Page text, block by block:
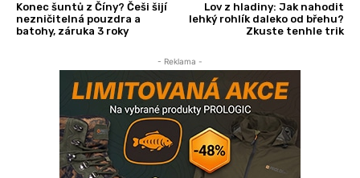
Konec šuntů z Číny? Češi šijí
nezničitelná pouzdra a
batohy, záruka 3 roky
Lov z hladiny: Jak nahodit
lehký rohlík daleko od břehu?
Zkuste tenhle trik
- Reklama -